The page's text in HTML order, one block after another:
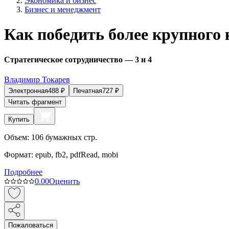
Бизнес и менеджмент
Как победить более крупного
Стратегическое сотрудничество — 3 и 4
Владимир Токарев
Электронная488 ₽ Печатная727 ₽
Читать фрагмент
Купить
Объем: 106 бумажных стр.
Формат: epub, fb2, pdfRead, mobi
Подробнее
0.00Оценить
Пожаловаться